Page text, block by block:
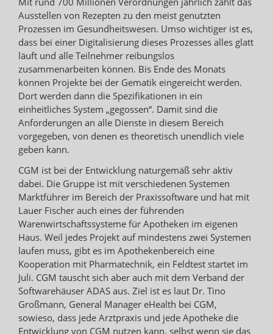
Ausstellen von Rezepten zu den meist genutzten
Prozessen im Gesundheitswesen. Umso wichtiger ist es,
dass bei einer Digitalisierung dieses Prozesses alles glatt
läuft und alle Teilnehmer reibungslos
zusammenarbeiten können. Bis Ende des Monats
können Projekte bei der Gematik eingereicht werden.
Dort werden dann die Spezifikationen in ein
einheitliches System „gegossen“. Damit sind die
Anforderungen an alle Dienste in diesem Bereich
vorgegeben, von denen es theoretisch unendlich viele
geben kann.
CGM ist bei der Entwicklung naturgemäß sehr aktiv
dabei. Die Gruppe ist mit verschiedenen Systemen
Marktführer im Bereich der Praxissoftware und hat mit
Lauer Fischer auch eines der führenden
Warenwirtschaftssysteme für Apotheken im eigenen
Haus. Weil jedes Projekt auf mindestens zwei Systemen
laufen muss, gibt es im Apothekenbereich eine
Kooperation mit Pharmatechnik, ein Feldtest startet im
Juli. CGM tauscht sich aber auch mit dem Verband der
Softwarehäuser ADAS aus. Ziel ist es laut Dr. Tino
Großmann, General Manager eHealth bei CGM,
sowieso, dass jede Arztpraxis und jede Apotheke die
Entwicklung von CGM nutzen kann, selbst wenn sie das